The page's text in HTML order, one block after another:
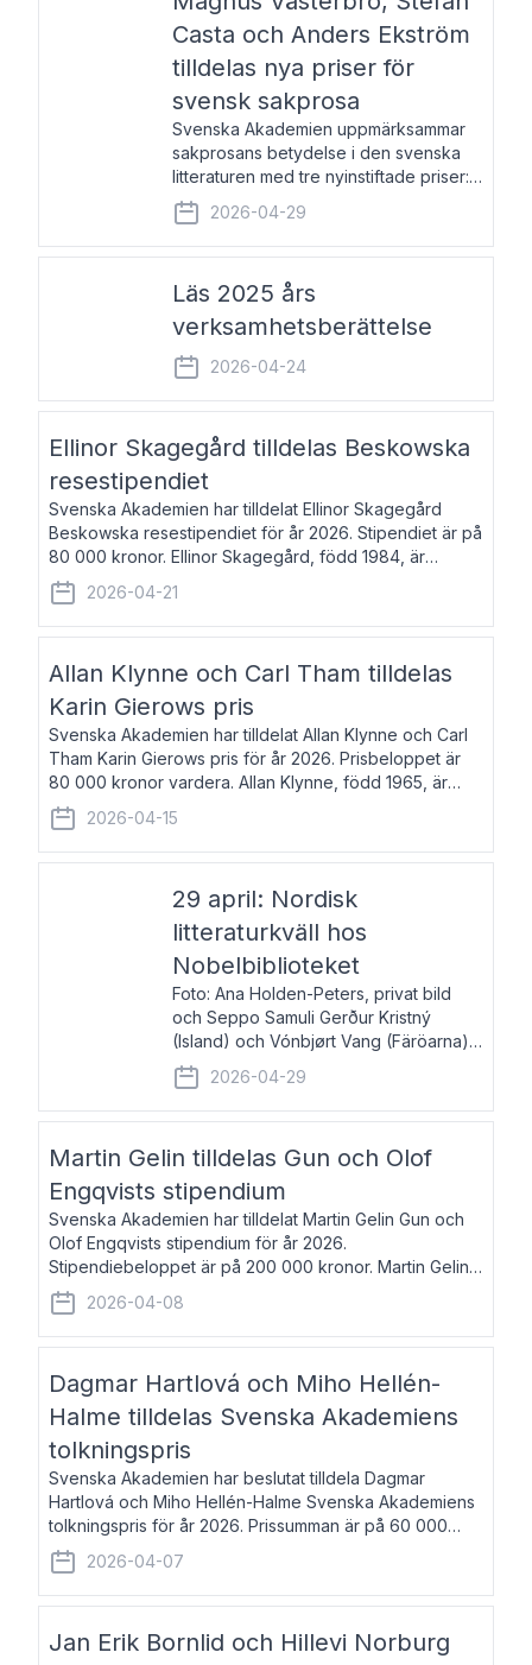
Casta och Anders Ekström
tilldelas nya priser för
svensk sakprosa
Svenska Akademien uppmärksammar
sakprosans betydelse i den svenska
litteraturen med tre nyinstiftade priser:
Svenska Akademiens pris till
framstående författare av svensk
sakprosa som i år går till Magnus
2026-04-29
Läs 2025 års
verksamhetsberättelse
2026-04-24
Ellinor Skagegård tilldelas Beskowska
resestipendiet
Svenska Akademien har tilldelat Ellinor Skagegård
Beskowska resestipendiet för år 2026. Stipendiet är på
80 000 kronor. Ellinor Skagegård, född 1984, är
författare, journalist och musiker. Hon skriver
återkommande för Svenska Dagbladet, Ups
2026-04-21
Allan Klynne och Carl Tham tilldelas
Karin Gierows pris
Svenska Akademien har tilldelat Allan Klynne och Carl
Tham Karin Gierows pris för år 2026. Prisbeloppet är
80 000 kronor vardera. Allan Klynne, född 1965, är
arkeolog, författare, översättare och fil.dr i antikens
kultur och samhällsliv. Ut
2026-04-15
29 april: Nordisk
litteraturkväll hos
Nobelbiblioteket
Foto: Ana Holden-Peters, privat bild
och Seppo Samuli Gerður Kristný
(Island) och Vónbjørt Vang (Färöarna)
läser ur sina verk och samtalar med
John Swedenmark. De läser upp på
färöiska, isländska och svenska och
2026-04-29
Martin Gelin tilldelas Gun och Olof
Engqvists stipendium
Svenska Akademien har tilldelat Martin Gelin Gun och
Olof Engqvists stipendium för år 2026.
Stipendiebeloppet är på 200 000 kronor. Martin Gelin,
född 1978, är journalist och författare. Han lever
numera i Paris men var under många år bosat
2026-04-08
Dagmar Hartlová och Miho Hellén-
Halme tilldelas Svenska Akademiens
tolkningspris
Svenska Akademien har beslutat tilldela Dagmar
Hartlová och Miho Hellén-Halme Svenska Akademiens
tolkningspris för år 2026. Prissumman är på 60 000
kronor var. Dagmar Hartlová, född 1951, översätter
huvudsakligen från svenska till tjeckiska
2026-04-07
Jan Erik Bornlid och Hillevi Norburg